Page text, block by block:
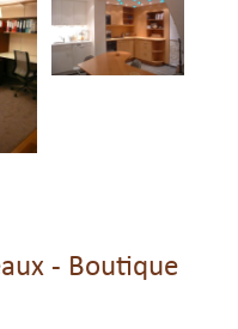
- Boutique